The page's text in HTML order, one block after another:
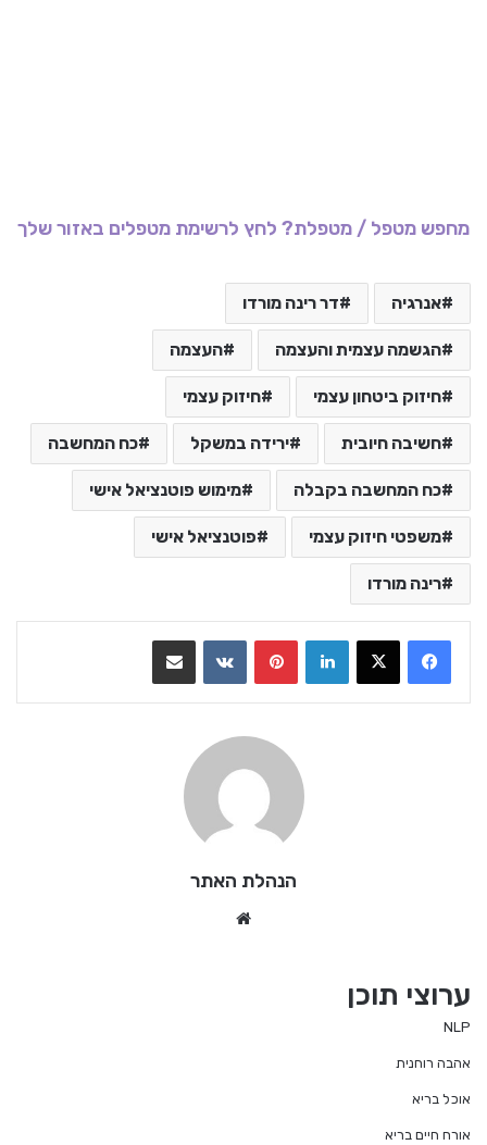
מחפש מטפל / מטפלת? לחץ לרשימת מטפלים באזור שלך
אנרגיה דר רינה מורדו
הגשמה עצמית והעצמה העצמה
חיזוק ביטחון עצמי חיזוק עצמי
חשיבה חיובית ירידה במשקל כח המחשבה
כח המחשבה בקבלה מימוש פוטנציאל אישי
משפטי חיזוק עצמי פוטנציאל אישי
רינה מורדו
LinkedIn
VKontakte
הנהלת האתר
ערוצי תוכן
NLP
אהבה רוחנית
אוכל בריא
אורח חיים בריא